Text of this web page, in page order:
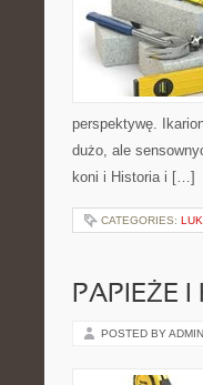
perspektywę.
dużo, ale
koni i Historia i […]
CATEGORIES:
PAPIEŻE
POSTED BY ADMIN